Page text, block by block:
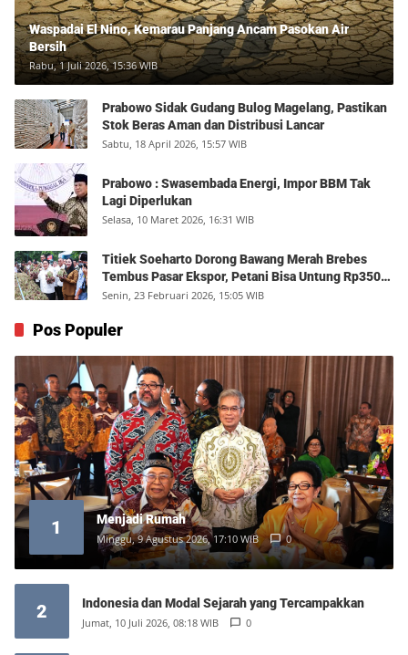
Waspadai El Nino, Kemarau Panjang Ancam Pasokan Air
Bersih
Rabu, 1 Juli 2026, 15:36 WIB
Prabowo Sidak Gudang Bulog Magelang, Pastikan
Stok Beras Aman dan Distribusi Lancar
Sabtu, 18 April 2026, 15:57 WIB
Prabowo : Swasembada Energi, Impor BBM Tak
Lagi Diperlukan
Selasa, 10 Maret 2026, 16:31 WIB
Titiek Soeharto Dorong Bawang Merah Brebes
Tembus Pasar Ekspor, Petani Bisa Untung Rp350
Juta per Hektare
Senin, 23 Februari 2026, 15:05 WIB
Pos Populer
1 Menjadi Rumah
Minggu, 9 Agustus 2026, 17:10 WIB 0
2 Indonesia dan Modal Sejarah yang Tercampakkan
Jumat, 10 Juli 2026, 08:18 WIB 0